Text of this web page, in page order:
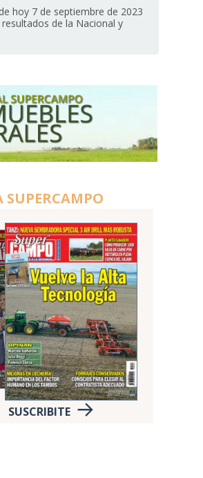
hoy 7 de septiembre de 2023
resultados de la Nacional y
SUPERCAMPO
SUSCRIBITE